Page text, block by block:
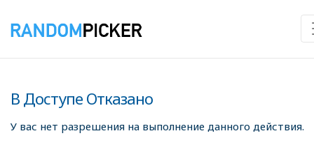
В Доступе Отказано
У вас нет разрешения на выполнение данного действия.